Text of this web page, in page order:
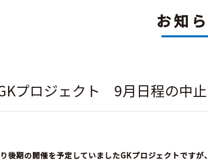
お知
プロジェクト 9月日程の中
後期の開催を予定していましたGKプロジェクトです